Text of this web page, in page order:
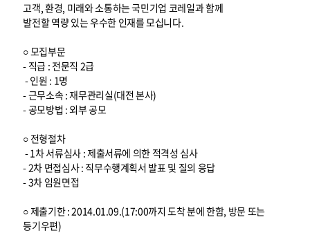
고객, 환경, 미래와 소통하는 국민기업 코레일과 함께
발전할 역량 있는 우수한 인재를 모십니다.
○ 모집부문
- 직급 : 전문직 2급
- 인원 : 1명
- 근무소속 : 재무관리실(대전 본사)
- 공모방법 : 외부 공모
○ 전형절차
- 1차 서류심사 : 제출서류에 의한 적격성 심사
- 2차 면접심사 : 직무수행계획서 발표 및 질의 응답
- 3차 임원면접
○ 제출기한 : 2014.01.09.(17:00까지 도착 분에 한함, 방문 또는
등기우편)